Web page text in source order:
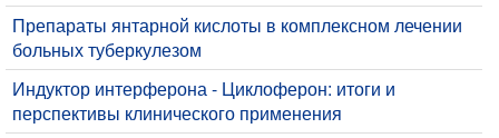
Препараты янтарной кислоты в комплексном лечении
больных туберкулезом
Индуктор интерферона - Циклоферон: итоги и
перспективы клинического применения